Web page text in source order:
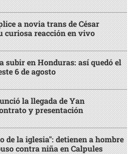
a novia trans de César
curiosa reacción en vivo
subir en Honduras: así quedó el
6 de agosto
la llegada de Yan
y presentación
de la iglesia": detienen a hombre
contra niña en Calpules